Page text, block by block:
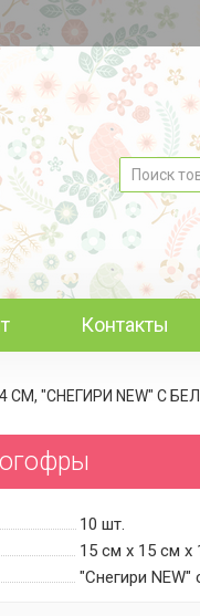
Контакты
СМ, "СНЕГИРИ NEW" C
10 шт.
15 см х 15 см х
"Снегири